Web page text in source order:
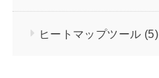
ヒートマップツール (5)